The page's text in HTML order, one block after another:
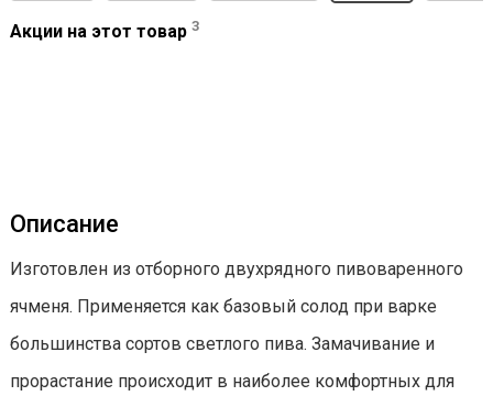
Акции на этот товар 3
Описание
Изготовлен из отборного двухрядного пивоваренного
ячменя. Применяется как базовый солод при варке
большинства сортов светлого пива. Замачивание и
прорастание происходит в наиболее комфортных для